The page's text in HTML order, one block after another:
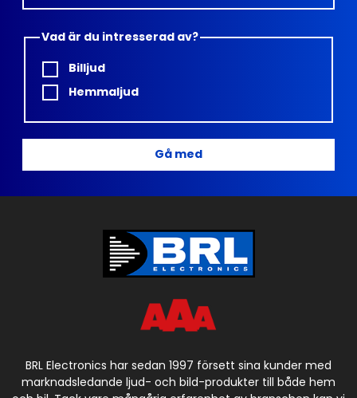
Vad är du intresserad av?
Billjud
Hemmaljud
Gå med
BRL Electronics har sedan 1997 försett sina kunder med
marknadsledande ljud- och bild-produkter till både hem